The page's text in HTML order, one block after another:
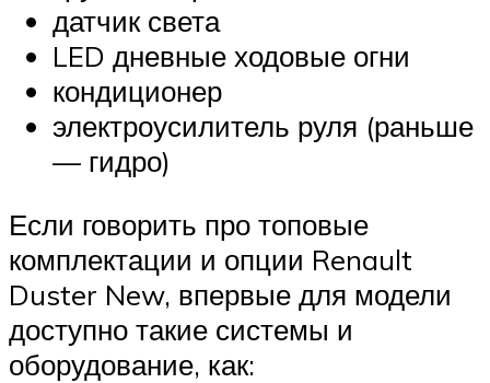
датчик света
LED дневные ходовые огни
кондиционер
электроусилитель руля (раньше
— гидро)
Если говорить про топовые
комплектации и опции Renault
Duster New, впервые для модели
доступно такие системы и
оборудование, как: